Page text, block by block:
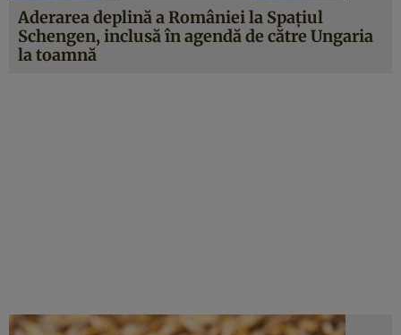
Aderarea deplină a României la Spațiul
Schengen, inclusă în agendă de către Ungaria
la toamnă